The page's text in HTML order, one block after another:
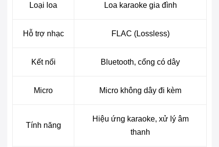
Loại loa Loa karaoke gia đình
Hỗ trợ nhạc FLAC (Lossless)
Kết nối Bluetooth, cổng có dây
Micro Micro không dây đi kèm
Tính năng
Hiệu ứng karaoke, xử lý âm
thanh